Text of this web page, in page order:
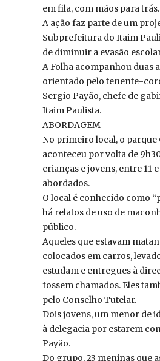
em fila, com mãos para trás.
A ação faz parte de um
Subprefeitura do Itaim
de diminuir a evasão
A Folha acompanhou duas
orientado pelo tenente-
Sergio Payão, chefe de
Itaim Paulista.
ABORDAGEM
No primeiro local, o parque
aconteceu por volta de
crianças e jovens, entre 11
abordados.
O local é conhecido como
há relatos de uso de
público.
Aqueles que estavam
colocados em carros,
estudam e entregues à
fossem chamados. Eles
pelo Conselho Tutelar.
Dois jovens, um menor de
à delegacia por estarem
Payão.
Do grupo, 23 meninas que